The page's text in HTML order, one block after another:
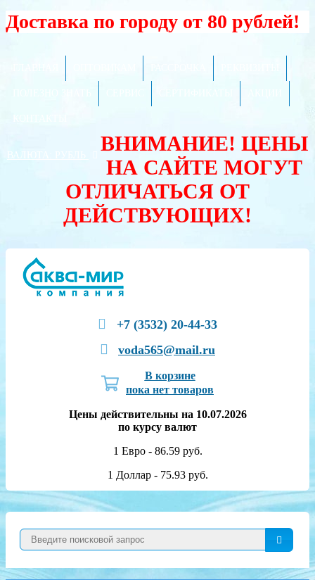
Доставка по городу от 80 рублей!
ВАЛЮТА:
ВНИМАНИЕ! ЦЕНЫ
НА САЙТЕ МОГУТ
ОТЛИЧАТЬСЯ ОТ
ДЕЙСТВУЮЩИХ!
+7 (3532) 20-44-33
voda565@mail.ru
В корзине
пока нет товаров
Цены действительны на 10.07.2026
по курсу валют
1 Евро - 86.59 руб.
1 Доллар - 75.93 руб.